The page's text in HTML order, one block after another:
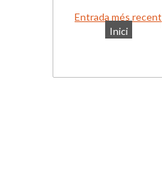
Entrada més recent
Inici